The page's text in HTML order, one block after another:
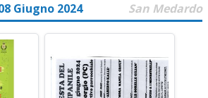
Giugno 2024 San Medardo